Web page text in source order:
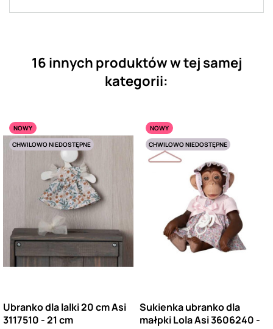
16 innych produktów w tej samej
kategorii:
NOWY
CHWILOWO NIEDOSTĘPNE
Ubranko dla lalki 20 cm Asi
3117510 - 21 cm
NOWY
CHWILOWO NIEDOSTĘPNE
Sukienka ubranko dla
małpki Lola Asi 3606240 -